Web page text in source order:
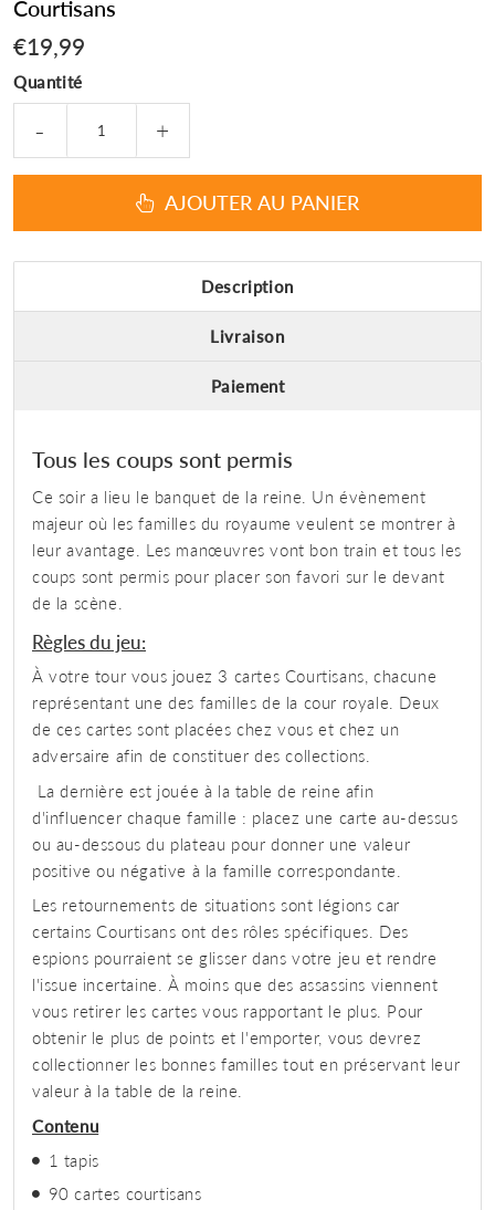
Courtisans
€19,99
Quantité
+
-
AJOUTER AU PANIER
Description
Livraison
Paiement
Tous les coups sont permis
Ce soir a lieu le banquet de la reine. Un évènement
majeur où les familles du royaume veulent se montrer à
leur avantage. Les manœuvres vont bon train et tous les
coups sont permis pour placer son favori sur le devant
de la scène.
Règles du jeu:
À votre tour vous jouez 3 cartes Courtisans, chacune
représentant une des familles de la cour royale. Deux
de ces cartes sont placées chez vous et chez un
adversaire afin de constituer des collections.
La dernière est jouée à la table de reine afin
d'influencer chaque famille : placez une carte au-dessus
ou au-dessous du plateau pour donner une valeur
positive ou négative à la famille correspondante.
Les retournements de situations sont légions car
certains Courtisans ont des rôles spécifiques. Des
espions pourraient se glisser dans votre jeu et rendre
l'issue incertaine. À moins que des assassins viennent
vous retirer les cartes vous rapportant le plus. Pour
obtenir le plus de points et l'emporter, vous devrez
collectionner les bonnes familles tout en préservant leur
valeur à la table de la reine.
Contenu
1 tapis
90 cartes courtisans